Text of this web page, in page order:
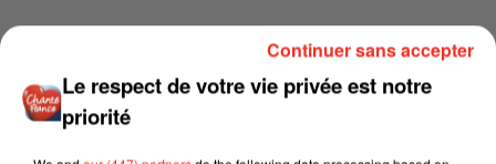
Le respect de votre vie privée est notre
priorité
Continuer sans accepter